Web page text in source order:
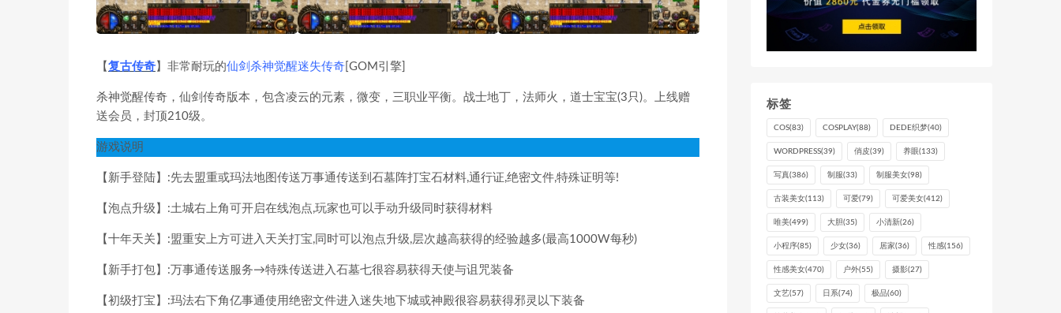
【 复古传奇 】非常耐玩的仙剑杀神觉醒迷失传奇 [GOM引擎]
杀神觉醒传奇，仙剑传奇版本，包含凌云的元素，微变，三职业平衡。战士地丁，法师火，道士宝宝(3只)。上线赠
送会员，封顶210级。
游戏说明
【新手登陆】:先去盟重或玛法地图传送万事通传送到石墓阵打宝石材料,通行证,绝密文件,特殊证明等!
【泡点升级】:土城右上角可开启在线泡点,玩家也可以手动升级同时获得材料
【十年天关】:盟重安上方可进入天关打宝,同时可以泡点升级,层次越高获得的经验越多(最高1000W每秒)
【新手打包】:万事通传送服务→特殊传送进入石墓七很容易获得天使与诅咒装备
【初级打宝】:玛法右下角亿事通使用绝密文件进入迷失地下城或神殿很容易获得邪灵以下装备
标签
COS(83) COSPLAY(88) DEDE织梦(40)
WORDPRESS(39) 俏皮(39) 养眼(133)
写真(386) 制服(33) 制服美女(98)
古装美女(113) 可爱(79) 可爱美女(412)
唯美(499) 大胆(35) 小清新(26)
小程序(85) 少女(36) 居家(36) 性感(156)
性感美女(470) 户外(55) 摄影(27)
文艺(57) 日系(74) 极品(60)